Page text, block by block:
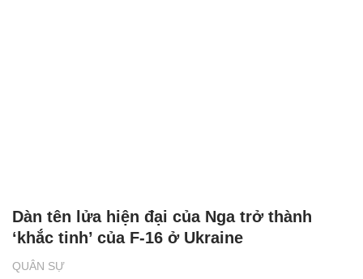
QUÂN SỰ
Dàn tên lửa hiện đại của Nga trở thành
‘khắc tinh’ của F-16 ở Ukraine